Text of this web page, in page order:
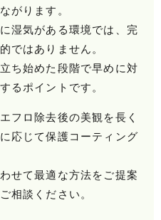
がります。
湿気がある環境では、完
ではありません。
ち始めた段階で早めに対
るポイントです。
フロ除去後の美観を長く
応じて保護コーティング
せて最適な方法をご提案
相談ください。